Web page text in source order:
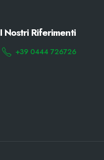
I Nostri Riferimenti
+39 0444 726726